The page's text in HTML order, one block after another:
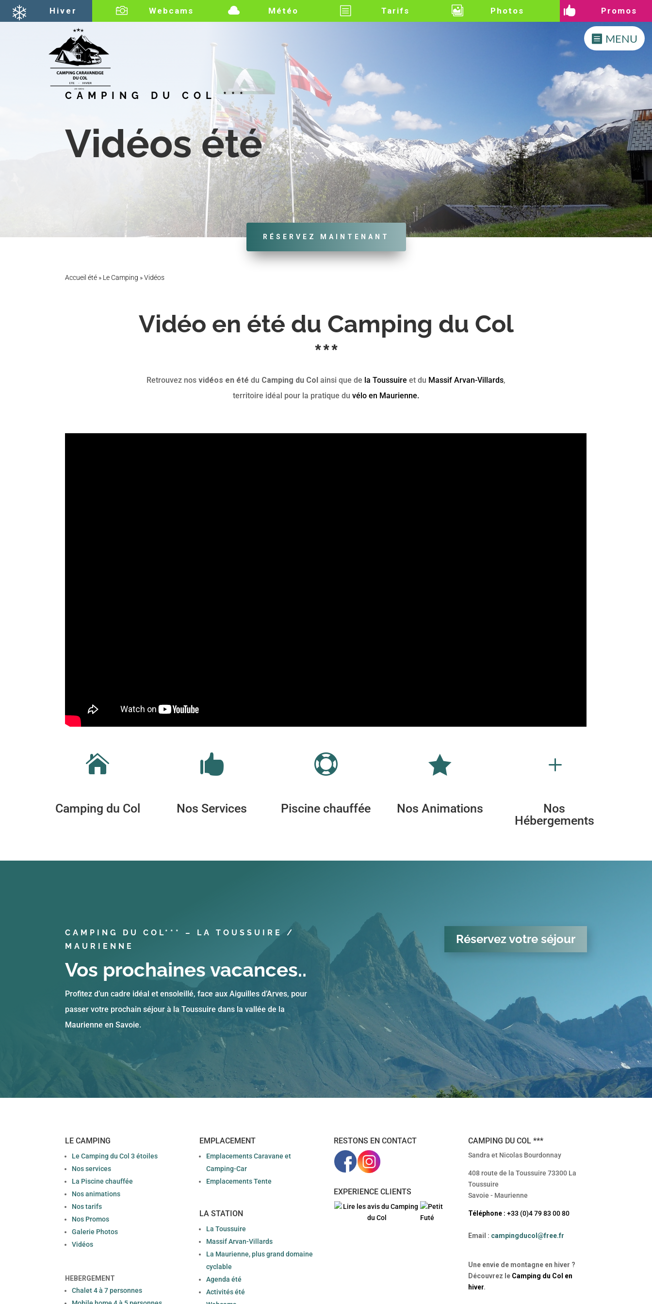
Hiver  Webcams  Météo b Tarifs  Photos  Promos
MENU
CAMPING DU COL ***
Vidéos été
RÉSERVEZ MAINTENANT
Accueil été » Le Camping »Vidéos
Vidéo en été du Camping du Col
***
Retrouvez nos vidéos en été du Camping du Col ainsi que de la Toussuire et du Massif Arvan-Villards,
territoire idéal pour la pratique du vélo en Maurienne.

Camping du Col

Nos Services

Piscine chauffée

Nos Animations
L
Nos
Hébergements
CAMPING DU COL*** – LA TOUSSUIRE /
MAURIENNE
Vos prochaines vacances..
Profitez d’un cadre idéal et ensoleillé, face aux Aiguilles d’Arves, pour
passer votre prochain séjour à la Toussuire dans la vallée de la
Maurienne en Savoie.
Réservez votre séjour
LE CAMPING
Le Camping du Col 3 étoiles
Nos services
La Piscine chauffée
Nos animations
Nos tarifs
Nos Promos
Galerie Photos
Vidéos
HEBERGEMENT
Chalet 4 à 7 personnes
EMPLACEMENT
Emplacements Caravane et
Camping-Car
Emplacements Tente
LA STATION
La Toussuire
Massif Arvan-Villards
La Maurienne, plus grand domaine
cyclable
Agenda été
Activités été
RESTONS EN CONTACT
EXPERIENCE CLIENTS
CAMPING DU COL ***
Sandra et Nicolas Bourdonnay
408 route de la Toussuire 73300 La
Toussuire
Savoie - Maurienne
Téléphone: +33 (0)4 79 83 00 80
Email : campingducol@free.fr
Une envie de montagne en hiver ?
Découvrez le Camping du Col en
hiver.